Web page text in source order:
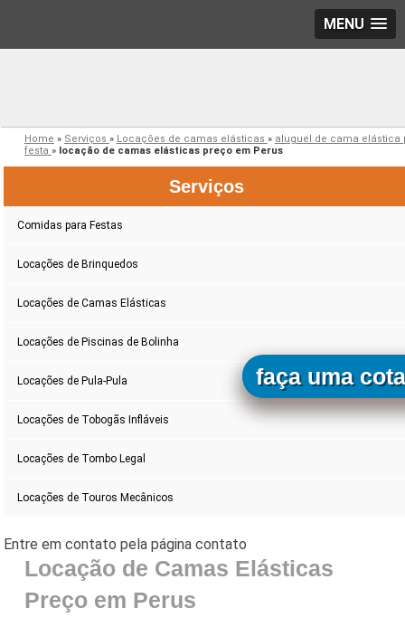
MENU
Home » Serviços » Locações de camas elásticas » aluguel de cama elástica
festa » locação de camas elásticas preço em Perus
Serviços
Comidas para Festas
Locações de Brinquedos
Locações de Camas Elásticas
Locações de Piscinas de Bolinha
Locações de Pula-Pula
Locações de Tobogãs Infláveis
Locações de Tombo Legal
Locações de Touros Mecânicos
Locação de Camas Elásticas
Preço em Perus
faça uma